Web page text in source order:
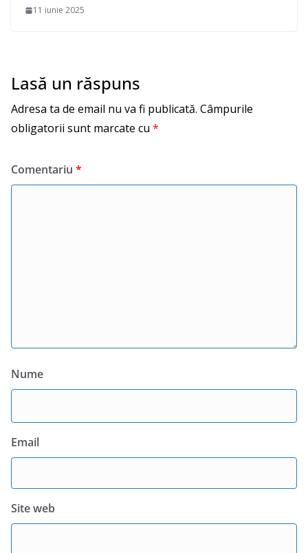
11 iunie 2025
Lasă un răspuns
Adresa ta de email nu va fi publicată. Câmpurile
obligatorii sunt marcate cu *
Comentariu *
Nume
Email
Site web